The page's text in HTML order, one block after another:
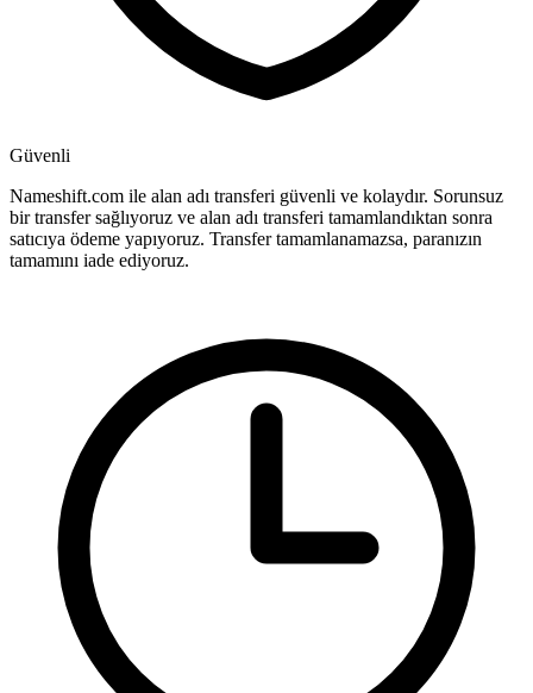
Güvenli
Nameshift.com ile alan adı transferi güvenli ve kolaydır. Sorunsuz
bir transfer sağlıyoruz ve alan adı transferi tamamlandıktan sonra
satıcıya ödeme yapıyoruz. Transfer tamamlanamazsa, paranızın
tamamını iade ediyoruz.